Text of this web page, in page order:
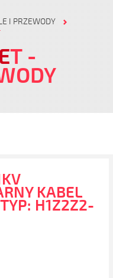
I PRZEWODY
ET -
KABEL
H1Z2Z2-